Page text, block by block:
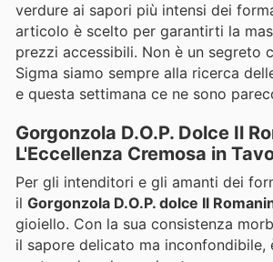
verdure ai sapori più intensi dei
articolo è scelto per garantirti la
prezzi accessibili. Non è un segreto
Sigma siamo sempre alla ricerca
e questa settimana ce ne sono
Gorgonzola D.O.P. Dolce Il
L'Eccellenza Cremosa in
Per gli intenditori e gli amanti dei
il Gorgonzola D.O.P. dolce Il
gioiello. Con la sua consistenza
il sapore delicato ma inconfondibile,